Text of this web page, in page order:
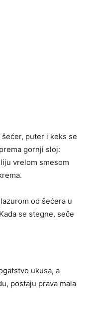
puter i keks se
gornji sloj:
vrelom smesom
od šećera u
se stegne, seče
ukusa, a
postaju prava mala